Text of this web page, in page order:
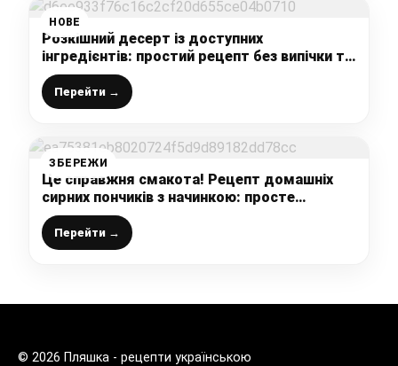
НОВЕ
Розкішний десерт із доступних
інгредієнтів: простий рецепт без випічки та
метушні
Перейти →
ЗБЕРЕЖИ
Це справжня смакота! Рецепт домашніх
сирних пончиків з начинкою: просте
приготування, а виходять божественно
ніжними і смачними
Перейти →
© 2026 Пляшка - рецепти українською